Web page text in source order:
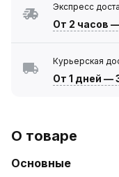
Экспресс
От 2 часов
Курьерская
От 1 дней —
О товаре
Основные